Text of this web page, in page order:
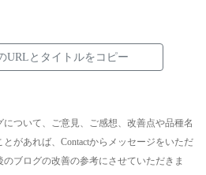
URLとタイトルをコピー
ついて、ご意見、ご感想、改善点や品種名
があれば、Contactからメッセージをいただ
ブログの改善の参考にさせていただきま